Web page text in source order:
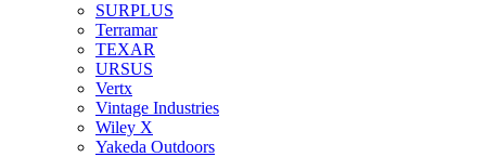
SURPLUS
Terramar
TEXAR
URSUS
Vertx
Vintage Industries
Wiley X
Yakeda Outdoors